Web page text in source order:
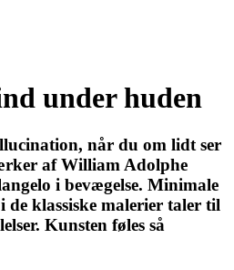
under huden
når du om lidt ser
af William Adolphe
i bevægelse. Minimale
de klassiske malerier taler til
Kunsten føles så